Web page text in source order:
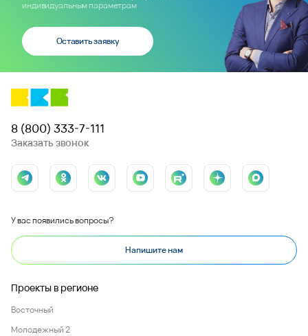
индивидуальным параметрам
Оставить заявку
8 (800) 333-7-111
Заказать звонок
У вас появились вопросы?
Напишите нам
Проекты в регионе
Восточный
Молодежный 2